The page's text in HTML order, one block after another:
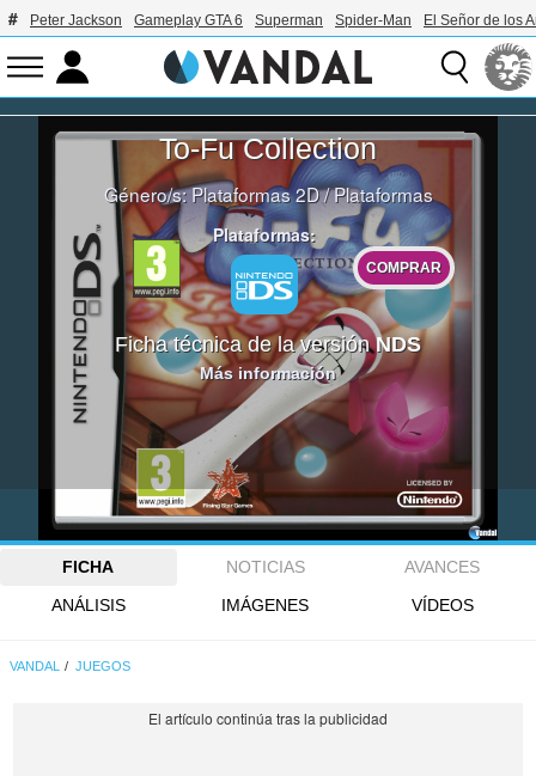
Peter Jackson Gameplay GTA 6 Superman Spider-Man El Señor de los
To-Fu Collection
Género/s:Plataformas 2D/Plataformas
Plataformas:
COMPRAR
Ficha técnica de la versiónNDS
Más información
FICHA NOTICIAS
AVANCES
ANÁLISIS
IMÁGENES VÍDEOS
VANDAL JUEGOS